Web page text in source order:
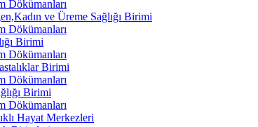
Dökümanları
ve Üreme Sağlığı Birimi
Dökümanları
Birimi
Dökümanları
Birimi
Dökümanları
Birimi
Dökümanları
Hayat Merkezleri